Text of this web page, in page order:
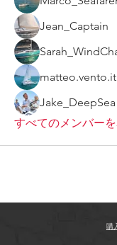
Jean_Captain
matteo.vento.it
Jake_DeepSea
すべてのメンバーを
購